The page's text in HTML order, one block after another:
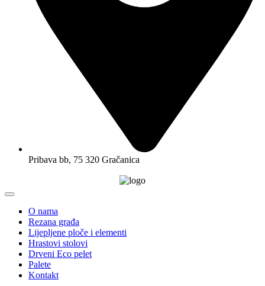
Pribava bb, 75 320 Gračanica
O nama
Rezana građa
Lijepljene ploče i elementi
Hrastovi stolovi
Drveni Eco pelet
Palete
Kontakt